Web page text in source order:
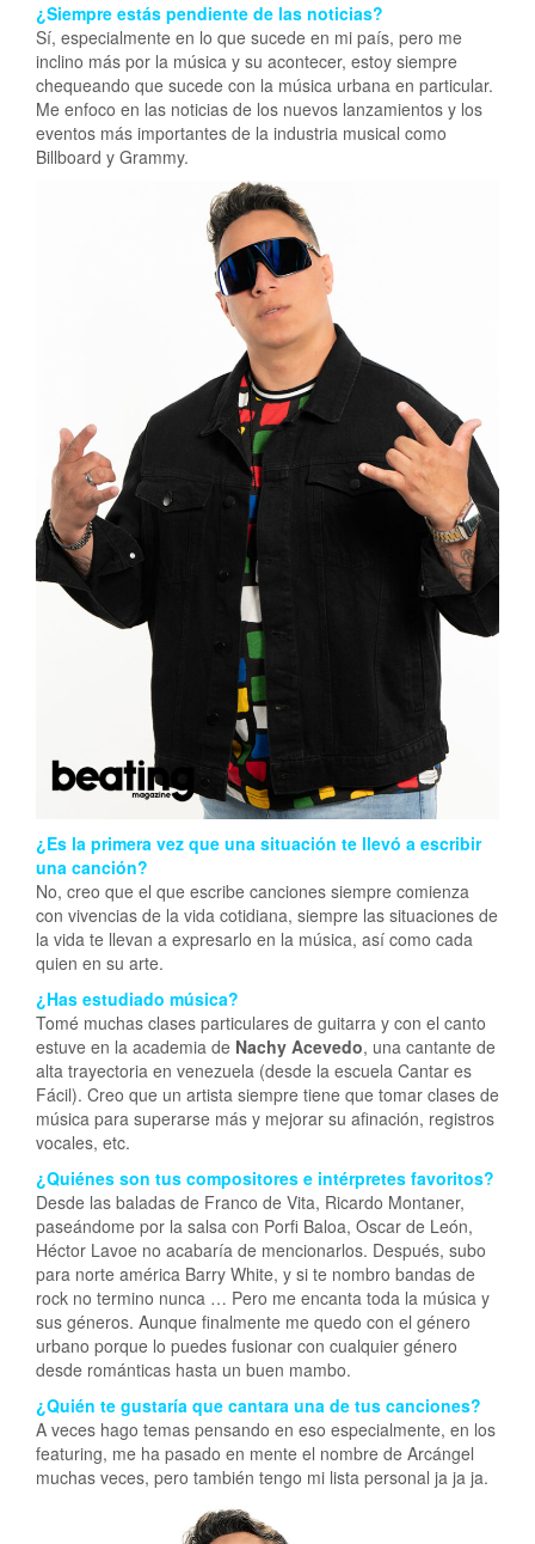
¿Siempre estás pendiente de las noticias?
Sí, especialmente en lo que sucede en mi país, pero me
inclino más por la música y su acontecer, estoy siempre
chequeando que sucede con la música urbana en particular.
Me enfoco en las noticias de los nuevos lanzamientos y los
eventos más importantes de la industria musical como
Billboard y Grammy.
¿Es la primera vez que una situación te llevó a escribir
una canción?
No, creo que el que escribe canciones siempre comienza
con vivencias de la vida cotidiana, siempre las situaciones de
la vida te llevan a expresarlo en la música, así como cada
quien en su arte.
¿Has estudiado música?
Tomé muchas clases particulares de guitarra y con el canto
estuve en la academia de Nachy Acevedo, una cantante de
alta trayectoria en venezuela (desde la escuela Cantar es
Fácil). Creo que un artista siempre tiene que tomar clases de
música para superarse más y mejorar su afinación, registros
vocales, etc.
¿Quiénes son tus compositores e intérpretes favoritos?
Desde las baladas de Franco de Vita, Ricardo Montaner,
paseándome por la salsa con Porfi Baloa, Oscar de León,
Héctor Lavoe no acabaría de mencionarlos. Después, subo
para norte américa Barry White, y si te nombro bandas de
rock no termino nunca … Pero me encanta toda la música y
sus géneros. Aunque finalmente me quedo con el género
urbano porque lo puedes fusionar con cualquier género
desde románticas hasta un buen mambo.
¿Quién te gustaría que cantara una de tus canciones?
A veces hago temas pensando en eso especialmente, en los
featuring, me ha pasado en mente el nombre de Arcángel
muchas veces, pero también tengo mi lista personal ja ja ja.